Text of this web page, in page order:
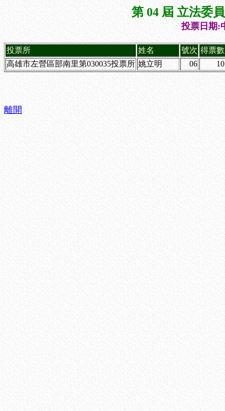
第 04 屆 立法委
投票日期:
投票所 姓名 號次 得票數
高雄市左營區部南里第030035投票所 姚立明 06 10
離開